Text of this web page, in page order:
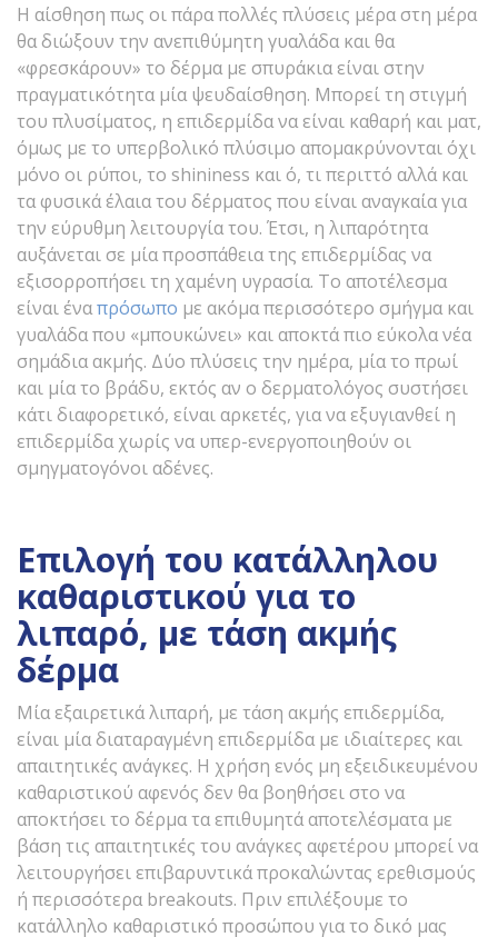
Η αίσθηση πως οι πάρα πολλές πλύσεις μέρα στη μέρα
θα διώξουν την ανεπιθύμητη γυαλάδα και θα
«φρεσκάρουν» το δέρμα με σπυράκια είναι στην
πραγματικότητα μία ψευδαίσθηση. Μπορεί τη στιγμή
του πλυσίματος, η επιδερμίδα να είναι καθαρή και ματ,
όμως με το υπερβολικό πλύσιμο απομακρύνονται όχι
μόνο οι ρύποι, το shininess και ό, τι περιττό αλλά και
τα φυσικά έλαια του δέρματος που είναι αναγκαία για
την εύρυθμη λειτουργία του. Έτσι, η λιπαρότητα
αυξάνεται σε μία προσπάθεια της επιδερμίδας να
εξισορροπήσει τη χαμένη υγρασία. Το αποτέλεσμα
είναι έναπρόσωπο με ακόμα περισσότερο σμήγμα και
γυαλάδα που «μπουκώνει» και αποκτά πιο εύκολα νέα
σημάδια ακμής. Δύο πλύσεις την ημέρα, μία το πρωί
και μία το βράδυ, εκτός αν ο δερματολόγος συστήσει
κάτι διαφορετικό, είναι αρκετές, για να εξυγιανθεί η
επιδερμίδα χωρίς να υπερ-ενεργοποιηθούν οι
σμηγματογόνοι αδένες.
Επιλογή του κατάλληλου
καθαριστικού για το
λιπαρό, με τάση ακμής
δέρμα
Μία εξαιρετικά λιπαρή, με τάση ακμής επιδερμίδα,
είναι μία διαταραγμένη επιδερμίδα με ιδιαίτερες και
απαιτητικές ανάγκες. Η χρήση ενός μη εξειδικευμένου
καθαριστικού αφενός δεν θα βοηθήσει στο να
αποκτήσει το δέρμα τα επιθυμητά αποτελέσματα με
βάση τις απαιτητικές του ανάγκες αφετέρου μπορεί να
λειτουργήσει επιβαρυντικά προκαλώντας ερεθισμούς
ή περισσότερα breakouts. Πριν επιλέξουμε το
κατάλληλο καθαριστικό προσώπου για το δικό μας